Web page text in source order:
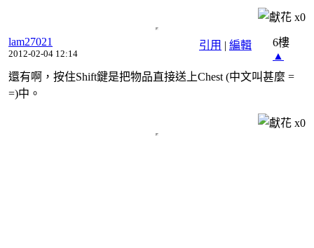
x0
引用 | 編輯
lam27021
2012-02-04 12:14
6樓
▲
還有啊，按住Shift鍵是把物品直接送上Chest (中文叫甚麼 =
=)中。
x0